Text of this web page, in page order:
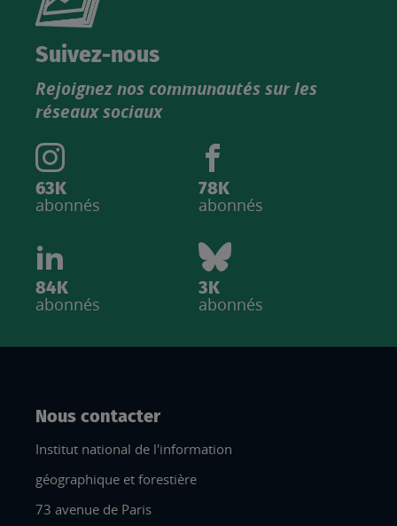
catalogue
IGN
Suivez-nous
Rejoignez nos communautés sur les
réseaux sociaux
63K
abonnés
78K
abonnés
84K
abonnés
3K
abonnés
Nous contacter
Institut national de l'information
géographique et forestière
73 avenue de Paris